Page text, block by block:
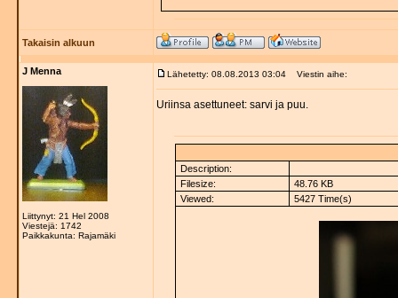
Takaisin alkuun
J Menna
Liittynyt: 21 Hel 2008
Viestejä: 1742
Paikkakunta: Rajamäki
Lähetetty: 08.08.2013 03:04 Viestin aihe:
Uriinsa asettuneet: sarvi ja puu.
Description:
Filesize:
48.76 KB
Viewed:
5427 Time(s)